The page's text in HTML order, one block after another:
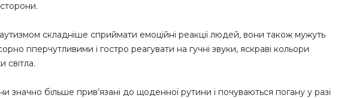
складніше сприймати емоційні реакції людей, вони також мужуть
гіперчутливими і гостро реагувати на гучні звуки, яскраві кольори
світла.
значно більше прив’язані до щоденної рутини і почуваються погану у разі